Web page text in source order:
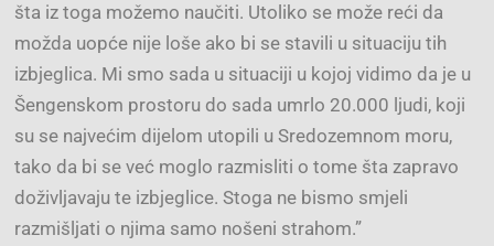
šta iz toga možemo naučiti. Utoliko se može reći da
možda uopće nije loše ako bi se stavili u situaciju tih
izbjeglica. Mi smo sada u situaciji u kojoj vidimo da je u
Šengenskom prostoru do sada umrlo 20.000 ljudi, koji
su se najvećim dijelom utopili u Sredozemnom moru,
tako da bi se već moglo razmisliti o tome šta zapravo
doživljavaju te izbjeglice. Stoga ne bismo smjeli
razmišljati o njima samo nošeni strahom.”